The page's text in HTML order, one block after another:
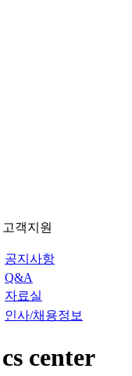
고객지원
공지사항
Q&A
자료실
인사/채용정보
cs center